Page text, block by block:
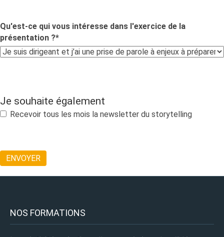
Qu'est-ce qui vous intéresse dans l'exercice de la
présentation ?*
Je souhaite également
Recevoir tous les mois la newsletter du storytelling
NOS FORMATIONS